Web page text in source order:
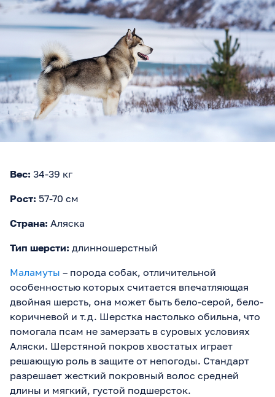
Вес: 34-39 кг
Рост: 57-70 см
Страна: Аляска
Тип шерсти: длинношерстный
Маламуты – порода собак, отличительной
особенностью которых считается впечатляющая
двойная шерсть, она может быть бело-серой, бело-
коричневой и т.д. Шерстка настолько обильна, что
помогала псам не замерзать в суровых условиях
Аляски. Шерстяной покров хвостатых играет
решающую роль в защите от непогоды. Стандарт
разрешает жесткий покровный волос средней
длины и мягкий, густой подшерсток.